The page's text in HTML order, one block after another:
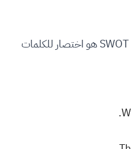
التحليل الرباعي أو الـ SWOT Analysis هو اختصار للكلمات